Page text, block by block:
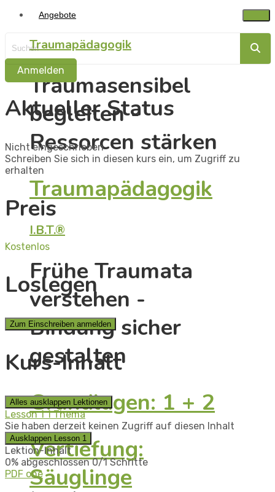
Angebote
Traumapädagogik
Traumasensibel
begleiten -
Ressorcen stärken
Traumapädagogik
I.B.T.®
Frühe Traumata
verstehen -
Bindung sicher
gestalten
Grundlagen: 1 + 2
Vertiefung:
Säuglinge
Anmelden
Aktueller Status
Nicht eingeschrieben
Schreiben Sie sich in diesen kurs ein, um Zugriff zu
erhalten
Preis
Kostenlos
Loslegen
Zum Einschreiben anmelden
Kurs-Inhalt
Alles ausklappen Lektionen
Lesson 11 Thema
Sie haben derzeit keinen Zugriff auf diesen Inhalt
Ausklappen Lesson 1
Lektion-Inhalt
0% abgeschlossen0/1 Schritte
PDF one